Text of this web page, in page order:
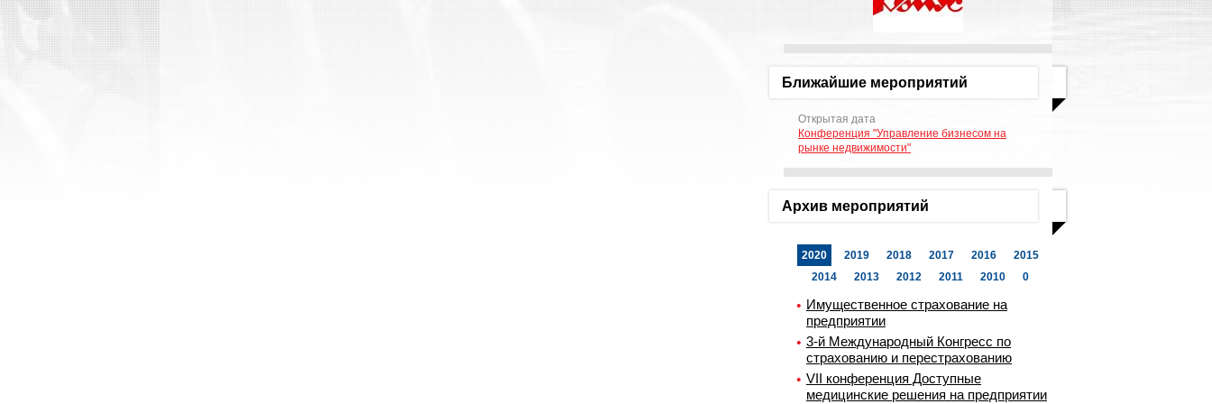
Ближайшие мероприятий
Открытая дата
Конференция "Управление бизнесом на
рынке недвижимости"
Архив мероприятий
2020 2019 2018 2017 2016
2015
2014
2013 2012 2011 2010 0
Имущественное страхование на
предприятии
3-й Международный Конгресс по
страхованию и перестрахованию
VII конференция Доступные
медицинские решения на предприятии